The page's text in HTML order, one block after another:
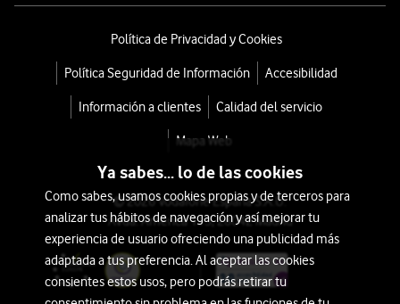
Política de Privacidad y Cookies
Política Seguridad de Información Accesibilidad
Información a clientes Calidad del servicio
Mapa Web
© 2026 Vodafone España S.A.U.
Avda. América 115, 28042 Madrid
Ya sabes... lo de las cookies
Como sabes, usamos cookies propias y de terceros para
analizar tus hábitos de navegación y así mejorar tu
experiencia de usuario ofreciendo una publicidad más
adaptada a tus preferencia. Al aceptar las cookies
consientes estos usos, pero podrás retirar tu